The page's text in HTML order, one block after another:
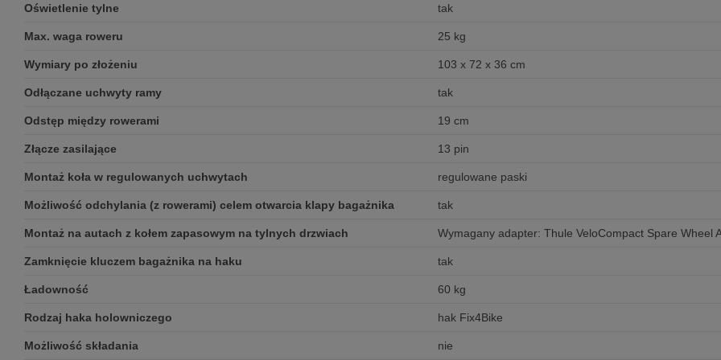
Oświetlenie tylne tak
Max. waga roweru 25 kg
Wymiary po złożeniu 103 x 72 x 36 cm
Odłączane uchwyty ramy tak
Odstęp między rowerami 19 cm
Złącze zasilające 13 pin
Montaż koła w regulowanych uchwytach regulowane paski
Możliwość odchylania (z rowerami) celem otwarcia klapy bagażnika tak
Montaż na autach z kołem zapasowym na tylnych drzwiach Wymagany adapter: Thule VeloCompact Spare Wheel
Zamknięcie kluczem bagażnika na haku tak
Ładowność 60 kg
Rodzaj haka holowniczego hak Fix4Bike
Możliwość składania nie